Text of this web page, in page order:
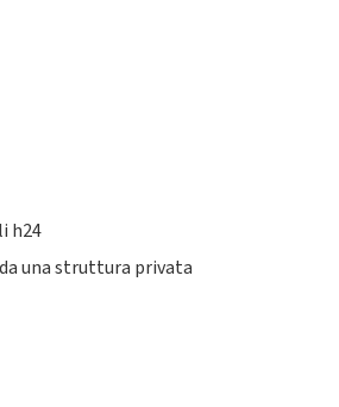
h24
una struttura privata